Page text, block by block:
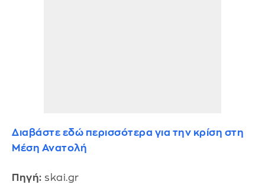
Διαβάστε εδώ περισσότερα για την κρίση στη
Μέση Ανατολή
Πηγή: skai.gr